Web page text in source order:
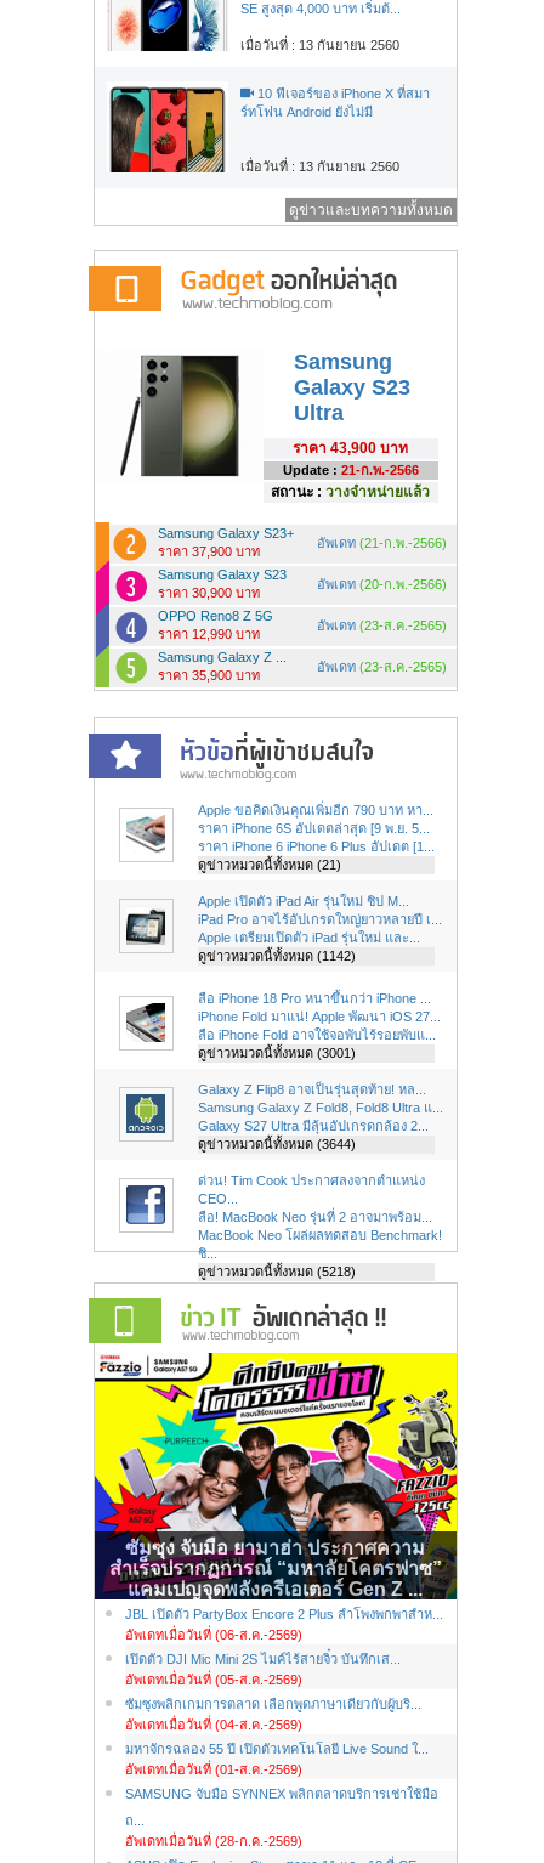
SE สูงสุด 4,000 บาท เริ่มต้...
เมื่อวันที่ : 13 กันยายน 2560
10 ฟีเจอร์ของ iPhone X ที่สมา
ร์ทโฟน Android ยังไม่มี
เมื่อวันที่ : 13 กันยายน 2560
ดูข่าวและบทความทั้งหมด
Samsung
Galaxy S23
Ultra
ราคา 43,900 บาท
Update : 21-ก.พ.-2566
สถานะ : วางจำหน่ายแล้ว
Samsung Galaxy S23+
ราคา 37,900 บาท
อัพเดท (21-ก.พ.-2566)
Samsung Galaxy S23
ราคา 30,900 บาท
อัพเดท (20-ก.พ.-2566)
OPPO Reno8 Z 5G
ราคา 12,990 บาท
อัพเดท (23-ส.ค.-2565)
Samsung Galaxy Z ...
ราคา 35,900 บาท
อัพเดท (23-ส.ค.-2565)
Apple ขอคิดเงินคุณเพิ่มอีก 790 บาท หา...
ราคา iPhone 6S อัปเดตล่าสุด [9 พ.ย. 5...
ราคา iPhone 6 iPhone 6 Plus อัปเดต [1...
ดูข่าวหมวดนี้ทั้งหมด (21)
Apple เปิดตัว iPad Air รุ่นใหม่ ชิป M...
iPad Pro อาจไร้อัปเกรดใหญ่ยาวหลายปี เ...
Apple เตรียมเปิดตัว iPad รุ่นใหม่ และ...
ดูข่าวหมวดนี้ทั้งหมด (1142)
ลือ iPhone 18 Pro หนาขึ้นกว่า iPhone ...
iPhone Fold มาแน่! Apple พัฒนา iOS 27...
ลือ iPhone Fold อาจใช้จอพับไร้รอยพับแ...
ดูข่าวหมวดนี้ทั้งหมด (3001)
Galaxy Z Flip8 อาจเป็นรุ่นสุดท้าย! หล...
Samsung Galaxy Z Fold8, Fold8 Ultra แ...
Galaxy S27 Ultra มีลุ้นอัปเกรดกล้อง 2...
ดูข่าวหมวดนี้ทั้งหมด (3644)
ด่วน! Tim Cook ประกาศลงจากตำแหน่ง
CEO...
ลือ! MacBook Neo รุ่นที่ 2 อาจมาพร้อม...
MacBook Neo โผล่ผลทดสอบ Benchmark!
ชิ...
ดูข่าวหมวดนี้ทั้งหมด (5218)
ซัมซุง จับมือ ยามาฮ่า ประกาศความ
สำเร็จปรากฏการณ์ “มหาลัยโคตรฟาซ”
แคมเปญจุดพลังครีเอเตอร์ Gen Z ...
JBL เปิดตัว PartyBox Encore 2 Plus ลำโพงพกพาสำห...
อัพเดทเมื่อวันที่ (06-ส.ค.-2569)
เปิดตัว DJI Mic Mini 2S ไมค์ไร้สายจิ๋ว บันทึกเส...
อัพเดทเมื่อวันที่ (05-ส.ค.-2569)
ซัมซุงพลิกเกมการตลาด เลือกพูดภาษาเดียวกับผู้บริ...
อัพเดทเมื่อวันที่ (04-ส.ค.-2569)
มหาจักรฉลอง 55 ปี เปิดตัวเทคโนโลยี Live Sound ใ...
อัพเดทเมื่อวันที่ (01-ส.ค.-2569)
SAMSUNG จับมือ SYNNEX พลิกตลาดบริการเช่าใช้มือ
ถ...
อัพเดทเมื่อวันที่ (28-ก.ค.-2569)